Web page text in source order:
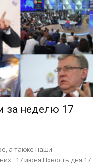
за неделю 17
а также наши
17 июня Новость дня 17